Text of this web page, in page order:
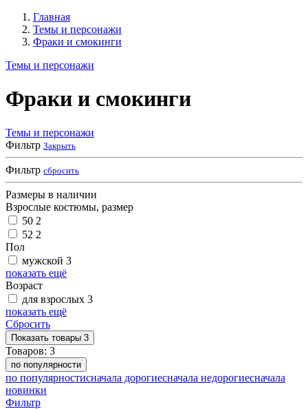
Главная
Темы и персонажи
Фраки и смокинги
Темы и персонажи
Фраки и смокинги
Темы и персонажи
Фильтр Закрыть
Фильтр сбросить
Размеры в наличии
Взрослые костюмы, размер
50 2
52 2
Пол
мужской 3
показать ещё
Возраст
для взрослых 3
показать ещё
Сбросить
Показать товары 3
Товаров: 3
по популярности
по популярностисначала дорогиесначала недорогиесначала
новинки
Фильтр